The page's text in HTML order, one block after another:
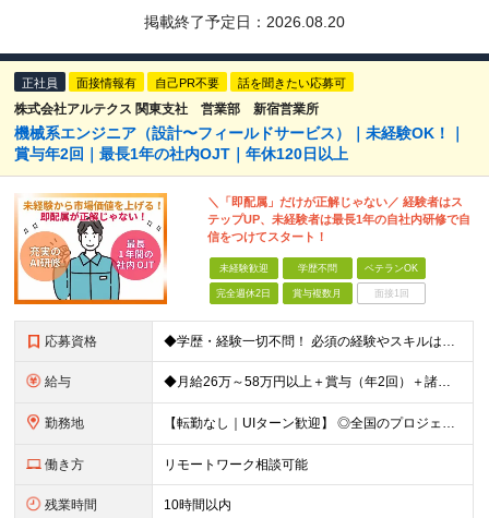
掲載終了予定日： 2026.08.20
正社員 面接情報有 自己PR不要 話を聞きたい応募可
株式会社アルテクス 関東支社 営業部 新宿営業所
機械系エンジニア（設計〜フィールドサービス）｜未経験OK！｜
賞与年2回｜最長1年の社内OJT｜年休120日以上
＼「即配属」だけが正解じゃない／ 経験者はス
テップUP、未経験者は最長1年の自社内研修で自
信をつけてスタート！
未経験歓迎 学歴不問 ベテランOK
完全週休2日 賞与複数月 面接1回
応募資格 ◆学歴・経験一切不問！ 必須の経験やスキルは特にありません！ 完全未経験者から経験者まで、幅広く募集！ インフラエンジニアや未経験ITエンジニアを目指していたが、実際に機械を触る方が好きだと気づいた方
給与 ◆月給26万～58万円以上＋賞与（年2回）＋諸手当 ◆年収350～450万円 ※経験や能力を考慮して優遇します ※残業代は別途全額支給します ※試用期間3ヶ月（期間中も待遇・条件に差異はございませ
勤務地 【転勤なし｜UIターン歓迎】 ◎全国のプロジェクト先へ配属 ※配属先は希望を考慮します ※お任せする業務の状況により転居を伴う就業の可能性はありますが、その際は希望を考慮します ※配属先や業務内容
働き方 リモートワーク相談可能
残業時間 10時間以内